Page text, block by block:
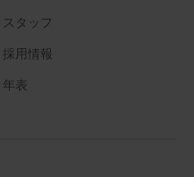
スタッフ
採用情報
年表